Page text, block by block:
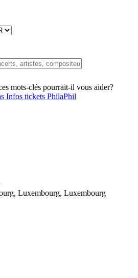
mots-clés pourrait-il vous aider?
Infos tickets PhilaPhil
Luxembourg, Luxembourg